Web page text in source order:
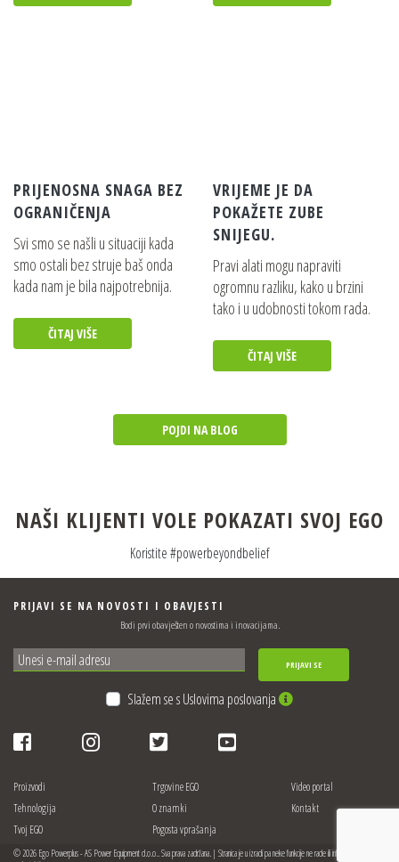
PRIJENOSNA SNAGA BEZ
OGRANIČENJA
Svi smo se našli u situaciji kada
smo ostali bez struje baš onda
kada nam je bila najpotrebnija.
ČITAJ VIŠE
VRIJEME JE DA
POKAŽETE ZUBE
SNIJEGU.
Pravi alati mogu napraviti
ogromnu razliku, kako u brzini
tako i u udobnosti tokom rada.
ČITAJ VIŠE
POJDI NA BLOG
NAŠI KLIJENTI VOLE POKAZATI SVOJ EGO
Koristite #powerbeyondbelief
PRIJAVI SE NA NOVOSTI I OBAVJESTI
Bodi prvi obavješten o novostima i inovacijama.
PRIJAVI SE
Slažem se s Uslovima poslovanja
Proizvodi
Tehnologija
Tvoj EGO
Trgovine EGO
O znamki
Pogosta vprašanja
Video portal
Kontakt
© 2026 Ego Powerplus - AS Power Equipment d.o.o.. Sva prava zadržana. | Stranica je u izradi pa neke funkcije ne rade ili informacije mogu